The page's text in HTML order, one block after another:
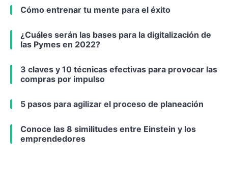
Cómo entrenar tu mente para el éxito
¿Cuáles serán las bases para la digitalización de
las Pymes en 2022?
3 claves y 10 técnicas efectivas para provocar las
compras por impulso
5 pasos para agilizar el proceso de planeación
Conoce las 8 similitudes entre Einstein y los
emprendedores